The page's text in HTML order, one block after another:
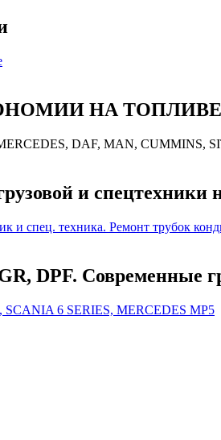
НА
DAF, MAN, CUMMINS,
и спецтехники
и спец. техника. Ремонт трубок
DPF. Современные
6 SERIES, MERCEDES MP5